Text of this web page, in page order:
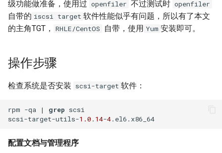
使用 uv工具管理 MCP项目
使用 Dify 开发AI应用
库
使用 DeepSeek-R1 模型写代
本地部署 DeepSeek-R1 模型
镜像的大小
docker-compose 错误提示 无
如何找到 Docker 中使用磁盘
网段地址？
Docker镜像？
iptables 防火墙规则？
Ansible 使用循环完成重复性
Ansible synchronize 模块
Ansible template 模块
Ansible 文件&拷贝模块
Kubernetes 节点标签和定向
调度
Kubernetes 集群-更新证书
Kubernetes 集群-维护节点
Kubernetes 集群-添加节点
使用pyenv 管理Python环境
Flask框架中使用Redis(二)
Flask框架中使用Redis(一)
使用 Python 计算中位数
Mkdocs 谷歌字体加载失败
XenServer 配置DNS服务
tools
Windows Server 2012R2 配置
Hyper-V
XenServer PV模式导致程序
too large body
Nginx 反向代理 Tomcat 错误
Nginx 配置 WebSocket
使用
获取客户端IP地址
MySql Generated Column 引
发 ERROR 3105 (HY000) 错误
化系统库
Mysql 存储过程
Chrome 浏览器安装
SwitchyOmega插件
页
Ubuntu 安装 virtualbox 5.1
如何查看 Cicso 交换机日志？
如何设置 Cisco 交换机时间?
overflow
使用RIP协议实现桌面到容器
网络通信
NAT网关支持pptp穿透
如何解决 Jenkins 磁盘不足问
题？
成
Jenkins 配置 Gogs webhook
使用 jenkins 与 docker 完成
Proxy
Zabbix web scenarios
志
Zabbix 监控 Redis 与
Memcache
Zabbix 主机克隆
Git 强制 push 远程分支
Git 更改远程地址协议
Git reset 版本回退
Git 钩子
php_codesniffer
验证
Windows Server 2012R2
iSCSI
MPIO
Windows print 相关命令
Windows Server 2012R2 显示
网络图标
Windows 查看文件的隐藏属
5664
Jenkins升级CVE-2017-
阿里云盾发现WebShell处理
6662
吗？
级功能做准备，使用过 openfiler 不过测试时 openfiler
自带的 iscsi target 软件性能似乎有问题，所以有了本文
的主角TGT，
RHLE/CentOS 自带，使用 Yum 安装即可。
操作步骤
检查系统是否安装 scsi-target 软件：
rpm -qa | grep scsi
scsi-target-utils-1.0 . 14-4
配置文档与管理程序